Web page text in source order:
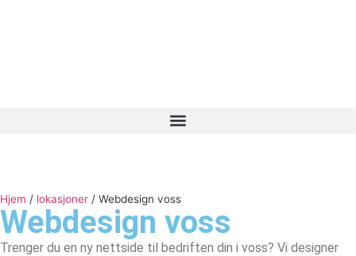
Hjem / lokasjoner / Webdesign voss
Webdesign voss
Trenger du en ny nettside til bedriften din i voss? Vi designer